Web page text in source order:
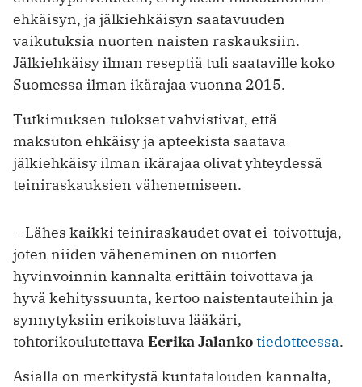
ehkäisyn, ja jälkiehkäisyn saatavuuden
vaikutuksia nuorten naisten raskauksiin.
Jälkiehkäisy ilman reseptiä tuli saataville koko
Suomessa ilman ikärajaa vuonna 2015.
Tutkimuksen tulokset vahvistivat, että
maksuton ehkäisy ja apteekista saatava
jälkiehkäisy ilman ikärajaa olivat yhteydessä
teiniraskauksien vähenemiseen.
– Lähes kaikki teiniraskaudet ovat ei-toivottuja,
joten niiden väheneminen on nuorten
hyvinvoinnin kannalta erittäin toivottava ja
hyvä kehityssuunta, kertoo naistentauteihin ja
synnytyksiin erikoistuva lääkäri,
tohtorikoulutettava Eerika Jalankotiedotteessa.
Asialla on merkitystä kuntatalouden kannalta,